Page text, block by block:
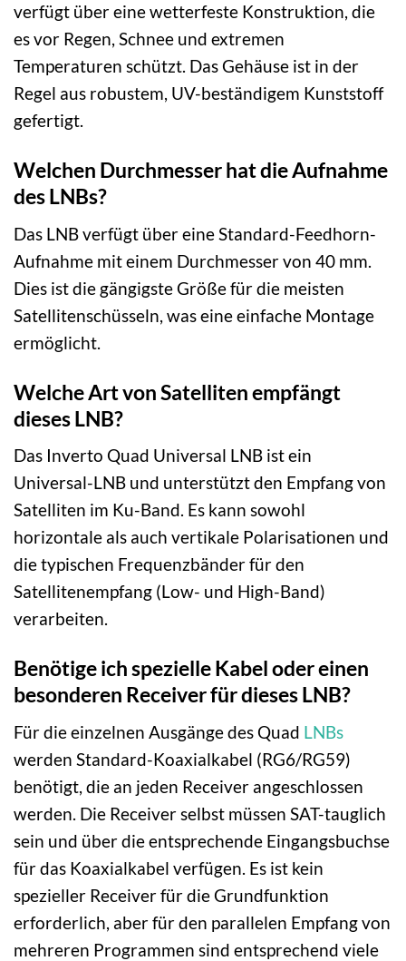
verfügt über eine wetterfeste Konstruktion, die
es vor Regen, Schnee und extremen
Temperaturen schützt. Das Gehäuse ist in der
Regel aus robustem, UV-beständigem Kunststoff
gefertigt.
Welchen Durchmesser hat die Aufnahme
des LNBs?
Das LNB verfügt über eine Standard-Feedhorn-
Aufnahme mit einem Durchmesser von 40 mm.
Dies ist die gängigste Größe für die meisten
Satellitenschüsseln, was eine einfache Montage
ermöglicht.
Welche Art von Satelliten empfängt
dieses LNB?
Das Inverto Quad Universal LNB ist ein
Universal-LNB und unterstützt den Empfang von
Satelliten im Ku-Band. Es kann sowohl
horizontale als auch vertikale Polarisationen und
die typischen Frequenzbänder für den
Satellitenempfang (Low- und High-Band)
verarbeiten.
Benötige ich spezielle Kabel oder einen
besonderen Receiver für dieses LNB?
Für die einzelnen Ausgänge des Quad LNBs
werden Standard-Koaxialkabel (RG6/RG59)
benötigt, die an jeden Receiver angeschlossen
werden. Die Receiver selbst müssen SAT-tauglich
sein und über die entsprechende Eingangsbuchse
für das Koaxialkabel verfügen. Es ist kein
spezieller Receiver für die Grundfunktion
erforderlich, aber für den parallelen Empfang von
mehreren Programmen sind entsprechend viele